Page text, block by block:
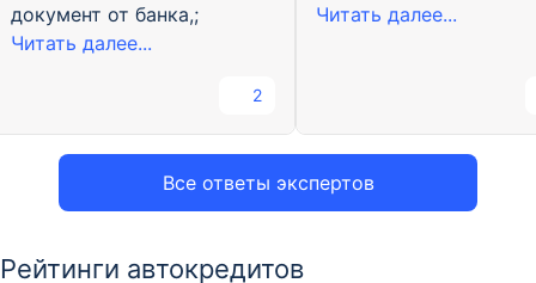
Все ответы экспертов
документ от банка,;
Читать далее...
2
Читать далее...
Рейтинги автокредитов